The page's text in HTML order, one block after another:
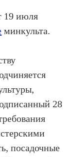
19 июля
минкульта.
28
посадочные